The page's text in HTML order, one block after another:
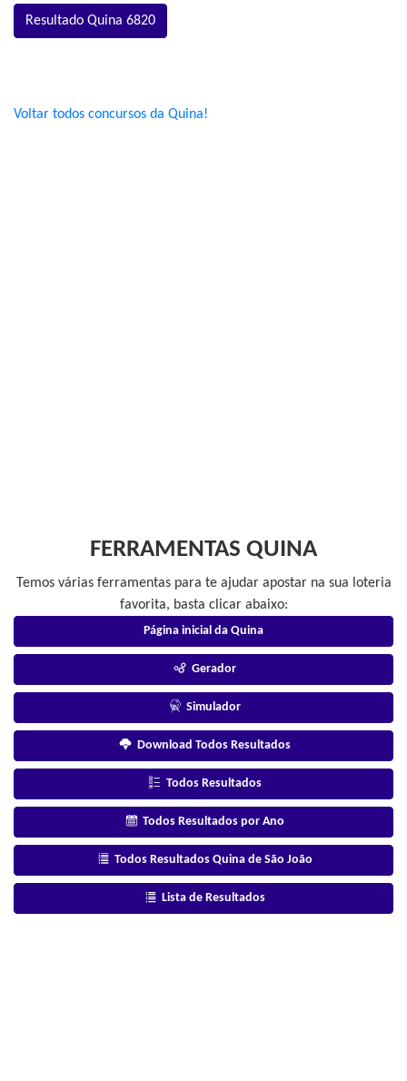
Resultado Quina 6820
Voltar todos concursos da Quina!
FERRAMENTAS QUINA
Temos várias ferramentas para te ajudar apostar na sua loteria
favorita, basta clicar abaixo:
Página inicial da Quina
Gerador
Simulador
Download Todos Resultados
Todos Resultados
Todos Resultados por Ano
Todos Resultados Quina de São João
Lista de Resultados